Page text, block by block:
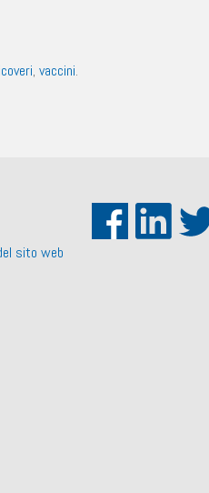
, vaccini.
sito web